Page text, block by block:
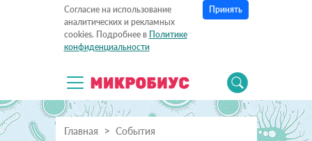
Согласие на использование
аналитических и рекламных
cookies. Подробнее в Политике
конфиденциальности
Принять
Главная
События